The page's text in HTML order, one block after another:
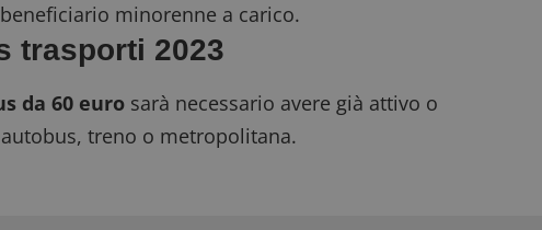
minorenne a carico.
trasporti 2023
da 60 euro sarà necessario avere già attivo o
treno o metropolitana.